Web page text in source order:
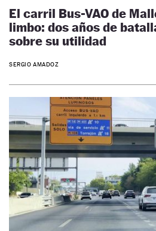
El carril Bus-VAO de
limbo: dos años de
sobre su utilidad
SERGIO AMADOZ